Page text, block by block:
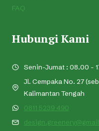
FAQ
Hubungi Kami
Senin-Jumat : 08.00 -
Jl. Cempaka No. 27
Kalimantan Tengah
0811 5239 490